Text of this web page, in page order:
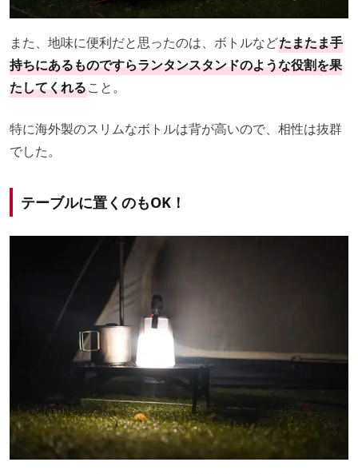
また、地味に便利だと思ったのは、ボトルなどたまたま手
持ちにあるものですらランタンスタンドのような役割を果
たしてくれること。
特に海外製のスリムなボトルは背が高いので、相性は抜群
でした。
テーブルに置くのもOK！